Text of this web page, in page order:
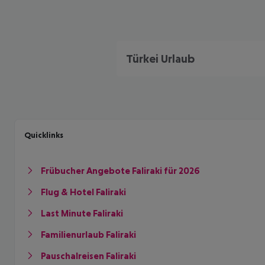
Türkei Urlaub
Quicklinks
Frübucher Angebote Faliraki für 2026
Flug & Hotel Faliraki
Last Minute Faliraki
Familienurlaub Faliraki
Pauschalreisen Faliraki